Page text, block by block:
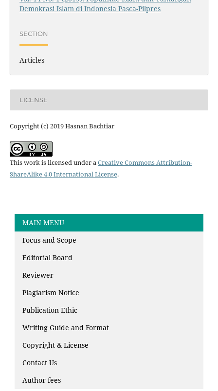
Demokrasi Islam di Indonesia Pasca-Pilpres
SECTION
Articles
LICENSE
Copyright (c) 2019 Hasnan Bachtiar
This work is licensed under aCreative Commons Attribution-
ShareAlike 4.0 International License.
MAIN MENU
Focus and Scope
Editorial Board
Reviewer
Plagiarism Notice
Publication Ethic
Writing Guide and Format
Copyright & License
Contact Us
Author fees